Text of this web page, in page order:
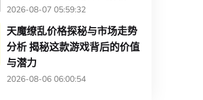
2026-08-07 05:59:32
天魔缭乱价格探秘与市场走势
分析 揭秘这款游戏背后的价值
与潜力
2026-08-06 06:00:54